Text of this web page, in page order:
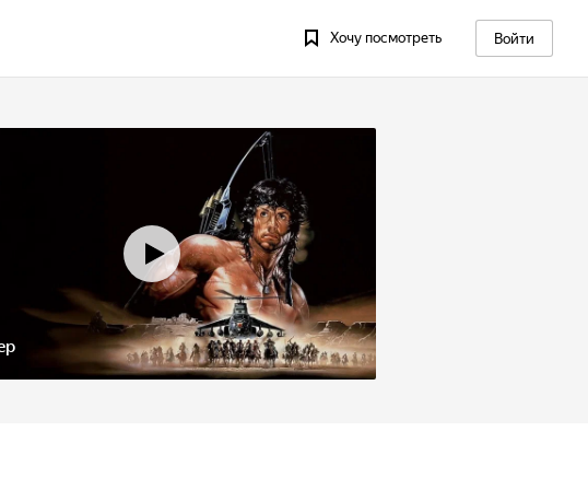
Хочу посмотреть Войти